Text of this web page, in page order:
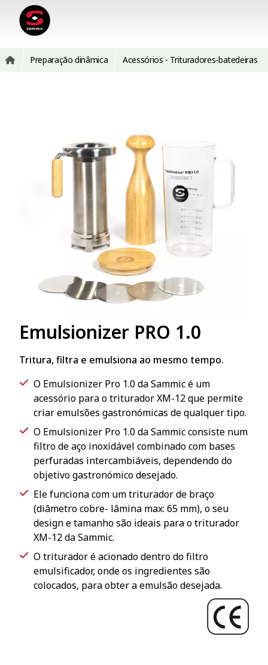
Preparação dinâmica Acessórios - Trituradores-batedeiras
Emulsionizer PRO 1.0
Tritura, filtra e emulsiona ao mesmo tempo.
O Emulsionizer Pro 1.0 da Sammic é um
acessório para o triturador XM-12 que permite
criar emulsões gastronómicas de qualquer tipo.
O Emulsionizer Pro 1.0 da Sammic consiste num
filtro de aço inoxidável combinado com bases
perfuradas intercambiáveis, dependendo do
objetivo gastronómico desejado.
Ele funciona com um triturador de braço
(diâmetro cobre- lâmina max: 65 mm), o seu
design e tamanho são ideais para o triturador
XM-12 da Sammic.
O triturador é acionado dentro do filtro
emulsificador, onde os ingredientes são
colocados, para obter a emulsão desejada.